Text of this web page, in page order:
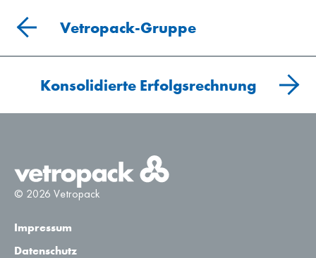
Vetropack-Gruppe
Konsolidierte Erfolgsrechnung
© 2026 Vetropack
Impressum
Datenschutz